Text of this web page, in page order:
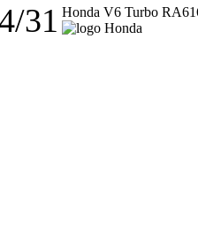
31 Honda V6 Turbo